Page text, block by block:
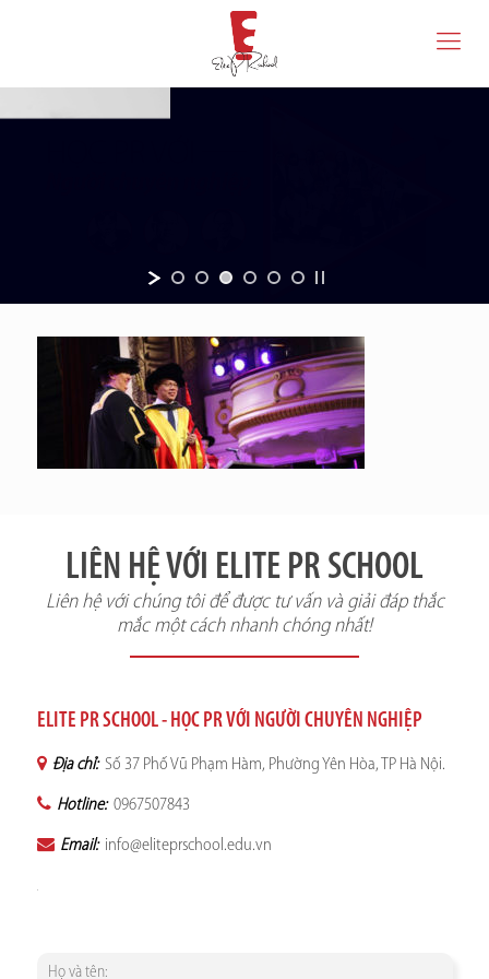
LIÊN HỆ VỚI ELITE PR SCHOOL
Liên hệ với chúng tôi để được tư vấn và giải đáp thắc
mắc một cách nhanh chóng nhất!
ELITE PR SCHOOL - HỌC PR VỚI NGƯỜI CHUYÊN NGHIỆP
Địa chỉ: Số 37 Phố Vũ Phạm Hàm, Phường Yên Hòa, TP Hà Nội.
Hotline: 0967507843
Email: info@eliteprschool.edu.vn